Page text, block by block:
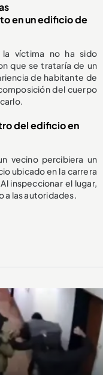
en un edificio de
víctima no ha sido
que se trataría de un
de habitante de
del cuerpo
del edificio en
vecino percibiera un
ubicado en la carrera
inspeccionar el lugar,
a las autoridades.